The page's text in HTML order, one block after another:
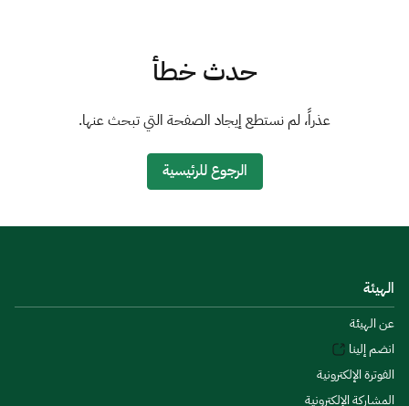
التصرفات العقارية
حدث خطأ
عذراً، لم نستطع إيجاد الصفحة التي تبحث عنها.
الرجوع للرئيسية
الهيئة
عن الهيئة
انضم إلينا
الفوترة الإلكترونية
المشاركة الإلكترونية